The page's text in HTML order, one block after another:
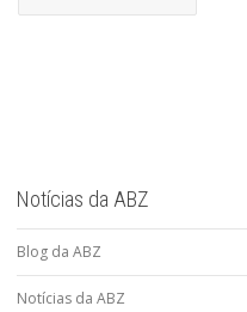
Notícias da ABZ
Blog da ABZ
Notícias da ABZ